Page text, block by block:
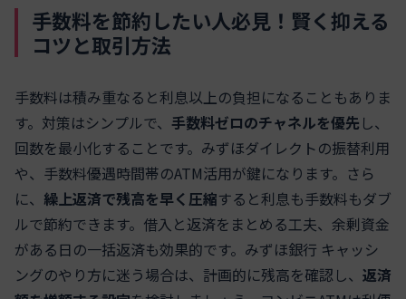
手数料を節約したい人必見！賢く抑える
コツと取引方法
手数料は積み重なると利息以上の負担になることもありま
す。対策はシンプルで、 手数料ゼロのチャネルを優先 し、
回数を最小化することです。みずほダイレクトの振替利用
や、手数料優遇時間帯のATM活用が鍵になります。さら
に、 繰上返済で残高を早く圧縮すると利息も手数料もダブ
ルで節約できます。借入と返済をまとめる工夫、余剰資金
がある日の一括返済も効果的です。みずほ銀行 キャッシ
ングのやり方に迷う場合は、計画的に残高を確認し、 返済